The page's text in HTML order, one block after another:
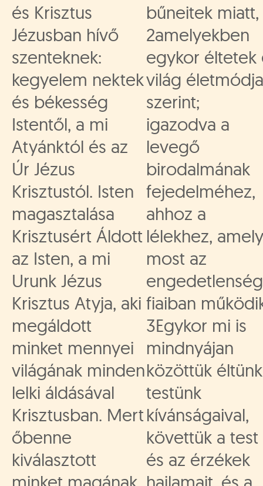
és Krisztus
Jézusban hívő
szenteknek:
kegyelem nektek
és békesség
Istentől, a mi
Atyánktól és az
Úr Jézus
Krisztustól. Isten
magasztalása
Krisztusért Áldott
az Isten, a mi
Urunk Jézus
Krisztus Atyja, aki
megáldott
minket mennyei
világának minden
lelki áldásával
Krisztusban. Mert
őbenne
kiválasztott
bűneitek miatt,
2amelyekben
egykor éltetek
világ életmódja
szerint;
igazodva a
levegő
birodalmának
fejedelméhez,
ahhoz a
lélekhez, amely
most az
engedetlenség
fiaiban
3Egykor mi is
mindnyájan
közöttük éltünk
testünk
kívánságaival,
követtük a test
és az érzékek